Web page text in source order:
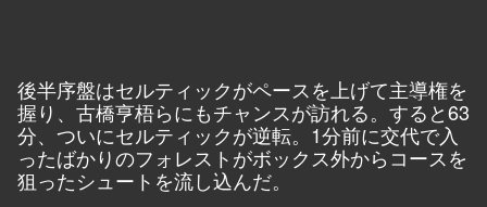
後半序盤はセルティックがペースを上げて主導権を
握り、古橋亨梧らにもチャンスが訪れる。すると63
分、ついにセルティックが逆転。1分前に交代で入
ったばかりのフォレストがボックス外からコースを
狙ったシュートを流し込んだ。